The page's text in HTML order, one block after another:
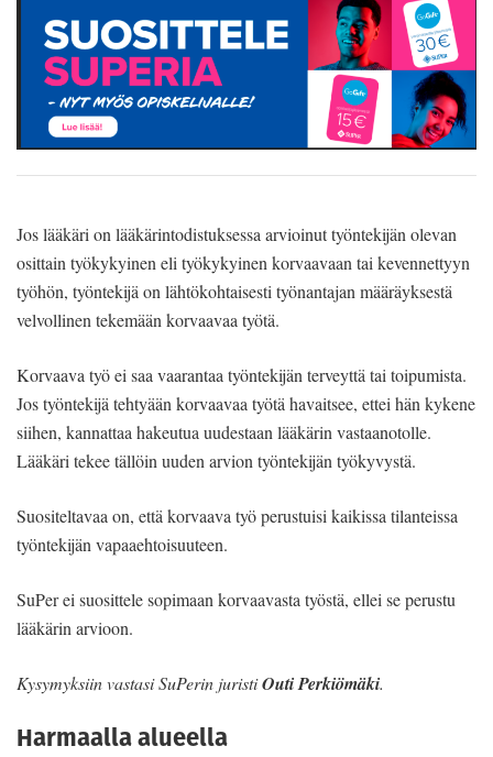
Jos lääkäri on lääkärintodistuksessa arvioinut työntekijän olevan
osittain työkykyinen eli työkykyinen korvaavaan tai kevennettyyn
työhön, työntekijä on lähtökohtaisesti työnantajan määräyksestä
velvollinen tekemään korvaavaa työtä.
Korvaava työ ei saa vaarantaa työntekijän terveyttä tai toipumista.
Jos työntekijä tehtyään korvaavaa työtä havaitsee, ettei hän kykene
siihen, kannattaa hakeutua uudestaan lääkärin vastaanotolle.
Lääkäri tekee tällöin uuden arvion työntekijän työkyvystä.
Suositeltavaa on, että korvaava työ perustuisi kaikissa tilanteissa
työntekijän vapaaehtoisuuteen.
SuPer ei suosittele sopimaan korvaavasta työstä, ellei se perustu
lääkärin arvioon.
Kysymyksiin vastasi SuPerin juristiOuti Perkiömäki.
Harmaalla alueella